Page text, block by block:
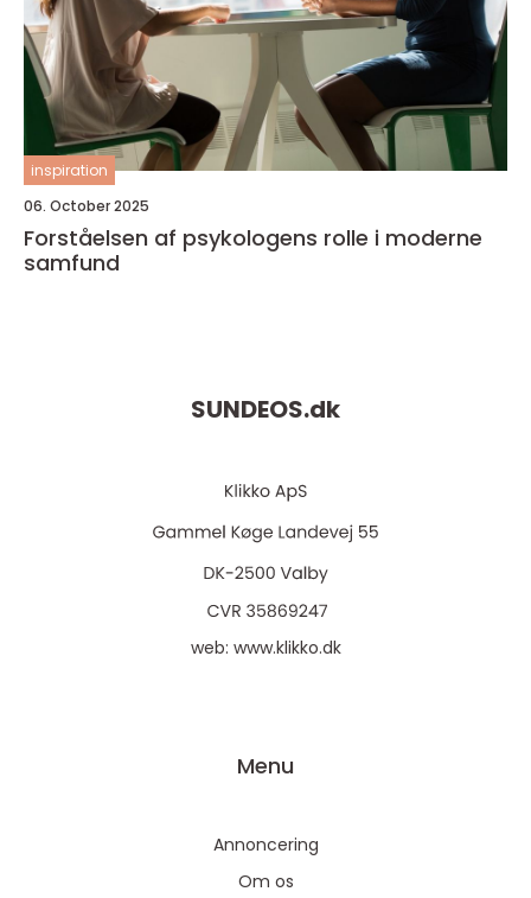
inspiration
06. October 2025
Forståelsen af psykologens rolle i moderne
samfund
SUNDEOS.dk
web: www.klikko.dk
Menu
Annoncering
Om os